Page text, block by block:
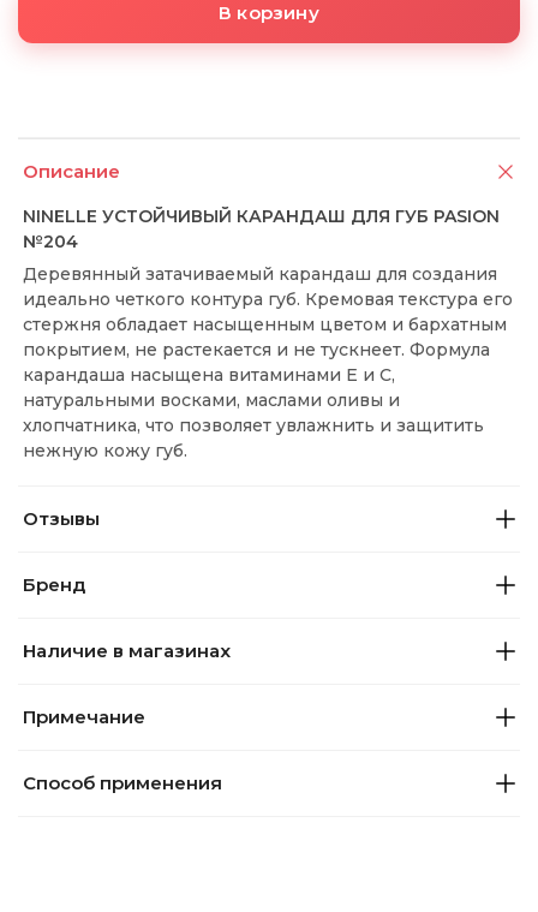
В корзину
Описание
NINELLE УСТОЙЧИВЫЙ КАРАНДАШ ДЛЯ ГУБ PASION
№204
Деревянный затачиваемый карандаш для создания
идеально четкого контура губ. Кремовая текстура его
стержня обладает насыщенным цветом и бархатным
покрытием, не растекается и не тускнеет. Формула
карандаша насыщена витаминами Е и С,
натуральными восками, маслами оливы и
хлопчатника, что позволяет увлажнить и защитить
нежную кожу губ.
Отзывы
Бренд
Наличие в магазинах
Примечание
Способ применения